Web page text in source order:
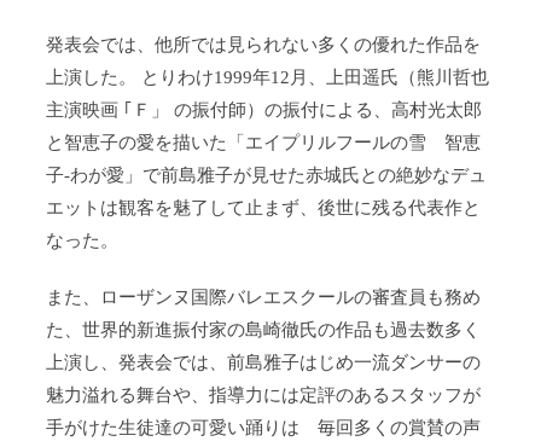
発表会では、他所では見られない多くの優れた作品を
上演した。 とりわけ1999年12月、上田遥氏（熊川哲也
主演映画 ｢Ｆ」 の振付師）の振付による、高村光太郎
と智恵子の愛を描いた「エイプリルフールの雪 智恵
子‐わが愛」で前島雅子が見せた赤城氏との絶妙なデュ
エットは観客を魅了して止まず、後世に残る代表作と
なった。
また、ローザンヌ国際バレエスクールの審査員も務め
た、世界的新進振付家の島崎徹氏の作品も過去数多く
上演し、発表会では、前島雅子はじめ一流ダンサーの
魅力溢れる舞台や、指導力には定評のあるスタッフが
手がけた生徒達の可愛い踊りは 毎回多くの賞賛の声